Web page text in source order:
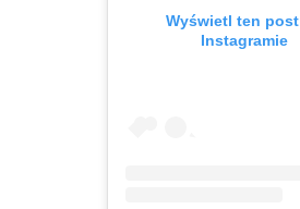
Wyświetl ten
Instagramie